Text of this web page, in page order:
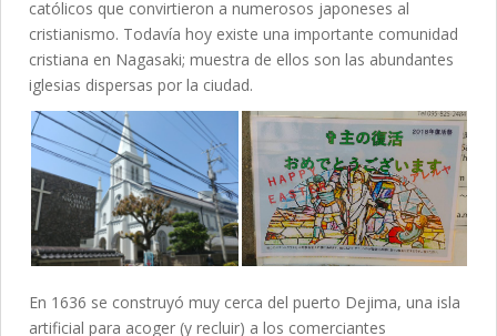
católicos que convirtieron a numerosos japoneses al
cristianismo. Todavía hoy existe una importante comunidad
cristiana en Nagasaki; muestra de ellos son las abundantes
iglesias dispersas por la ciudad.
En 1636 se construyó muy cerca del puerto Dejima, una isla
artificial para acoger (y recluir) a los comerciantes